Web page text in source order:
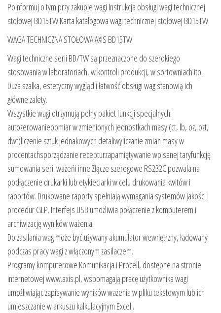
Poinformuj o tym przy zakupie wagi Instrukcja obsługi wagi technicznej
stołowej BD15TW Karta katalogowa wagi technicznej stołowej BD15TW
WAGA TECHNICZNA STOŁOWA AXIS BD15TW
Wagi techniczne serii BD/TW są przeznaczone do szerokiego
stosowania w laboratoriach, w kontroli produkcji, w sortowniach itp.
Duża szalka, estetyczny wygląd i łatwość obsługi wag stanowią ich
główne zalety.
Wszystkie wagi otrzymują pełny pakiet funkcji specjalnych:
autozerowaniepomiar w zmienionych jednostkach masy (ct, lb, oz, ozt,
dwt)liczenie sztuk jednakowych detaliwyliczanie zmian masy w
procentachsporządzanie recepturzapamiętywanie wpisanej taryfunkcję
sumowania serii ważeńi inne.Złącze szeregowe RS232C pozwala na
podłączenie drukarki lub etykieciarki w celu drukowania kwitów i
raportów. Drukowane raporty spełniają wymagania systemów jakości i
procedur GLP. Interfejs USB umożliwia połączenie z komputerem i
archiwizację wyników ważenia.
Do zasilania wag może być używany akumulator wewnętrzny, ładowany
podczas pracy wagi z włączonym zasilaczem.
Programy komputerowe Komunikacja i Procell, dostępne na stronie
internetowej www.axis.pl, wspomagają pracę użytkownika wagi
umożliwiając zapisywanie wyników ważenia w pliku tekstowym lub ich
umieszczanie w arkuszu kalkulacyjnym Excel .